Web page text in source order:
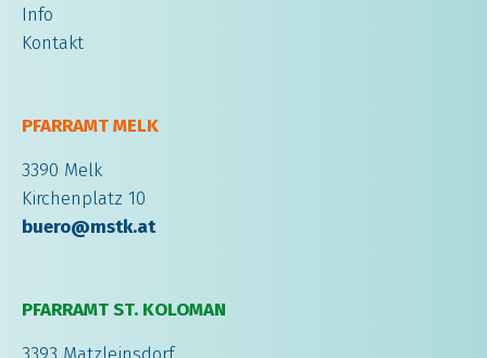
Info
Kontakt
PFARRAMT MELK
3390 Melk
Kirchenplatz 10
buero@mstk.at
PFARRAMT ST. KOLOMAN